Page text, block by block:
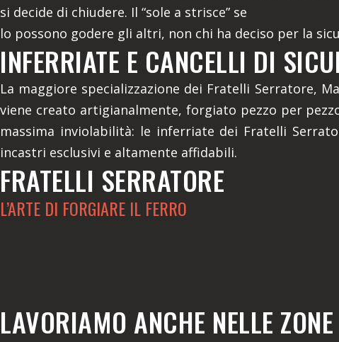
si decide di chiudere. Il “sole a strisce” se
lo possono godere gli altri, non chi ha deciso per la
INFERRIATE E CANCELLI DI
La maggiore specializzazione dei Fratelli Serratore,
viene creato artigianalmente, forgiato pezzo per
massima inviolabilità: le inferriate dei Fratelli
incastri esclusivi e altamente affidabili.
FRATELLI SERRATORE
L’ARTE DI FORGIARE IL FERRO
LAVORIAMO ANCHE NELLE